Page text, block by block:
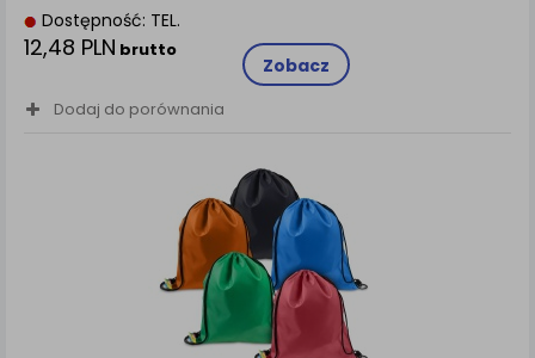
Dostępność: TEL.
12,48 PLN brutto
Zobacz
Dodaj do porównania